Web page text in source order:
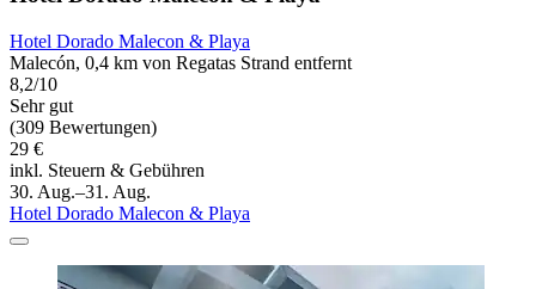
Hotel Dorado Malecon & Playa
Malecón, 0,4 km von Regatas Strand entfernt
8,2/10
Sehr gut
(309 Bewertungen)
29 €
inkl. Steuern & Gebühren
30. Aug.–31. Aug.
Hotel Dorado Malecon & Playa